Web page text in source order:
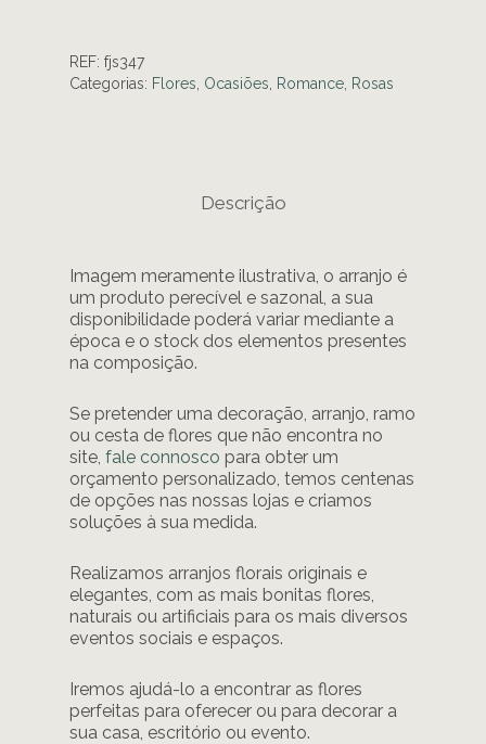
REF: fjs347
Categorias: Flores Ocasiões Romance Rosas
Descrição
Imagem meramente ilustrativa, o arranjo é
um produto perecível e sazonal, a sua
disponibilidade poderá variar mediante a
época e o stock dos elementos presentes
na composição.
Se pretender uma decoração, arranjo, ramo
ou cesta de flores que não encontra no
site, fale connosco para obter um
orçamento personalizado, temos centenas
de opções nas nossas lojas e criamos
soluções à sua medida.
Realizamos arranjos florais originais e
elegantes, com as mais bonitas flores,
naturais ou artificiais para os mais diversos
eventos sociais e espaços.
Iremos ajudá-lo a encontrar as flores
perfeitas para oferecer ou para decorar a
sua casa, escritório ou evento.